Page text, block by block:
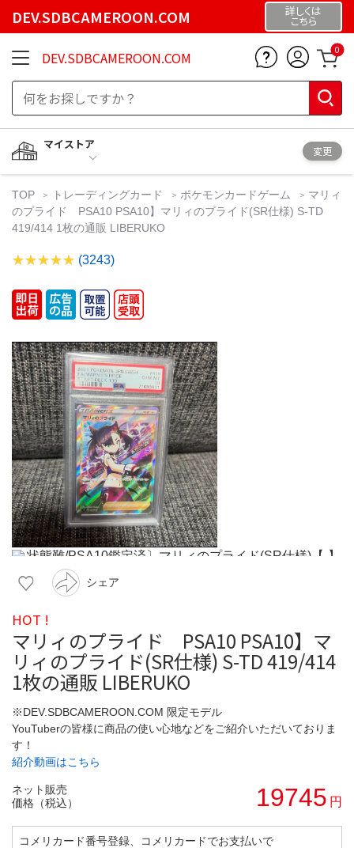
DEV.SDBCAMEROON.COM 詳しくは
こちら
DEV.SDBCAMEROON.COM 0
マイストア
変更
TOP トレーディングカード ポケモンカードゲーム
マリィ
のプライド PSA10 PSA10】マリィのプライド(SR仕様) S-TD
419/414 1枚の通販 LIBERUKO
(3243)
シェア
HOT !
マリィのプライド PSA10 PSA10】マ
リィのプライド(SR仕様) S-TD 419/414
1枚の通販 LIBERUKO
※DEV.SDBCAMEROON.COM 限定モデル
YouTuberの皆様に商品の使い心地などをご紹介いただいておりま
す！
紹介動画はこちら
ネット販売
価格（税込）
19745 円
コメリカード番号登録、コメリカードでお支払いで